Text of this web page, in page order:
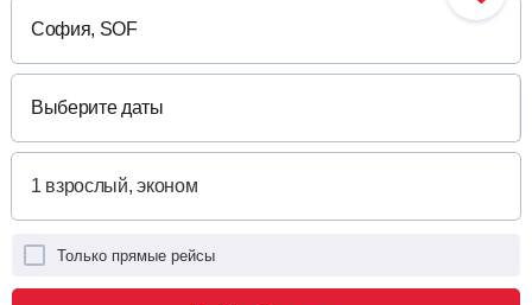
Выберите даты
Только прямые рейсы